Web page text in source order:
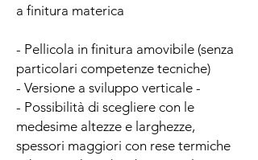
a finitura materica
- Pellicola in finitura amovibile (senza
particolari competenze tecniche)
- Versione a sviluppo verticale -
- Possibilità di scegliere con le
medesime altezze e larghezze,
spessori maggiori con rese termiche